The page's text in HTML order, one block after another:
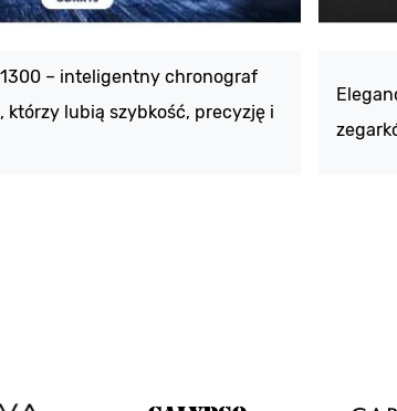
1300 – inteligentny chronograf
którzy lubią szybkość, precyzję i